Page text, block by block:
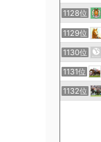
1128位
1129位
1130位
1131位
1132位